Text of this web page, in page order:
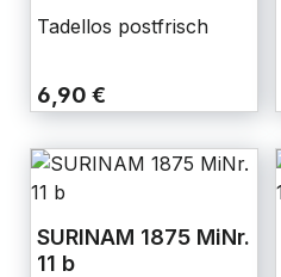
Tadellos postfrisch
6,90 €
SURINAM 1875 MiNr.
11 b